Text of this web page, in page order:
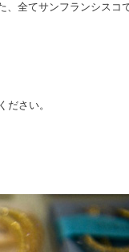
全てサンフランシスコ
さい。